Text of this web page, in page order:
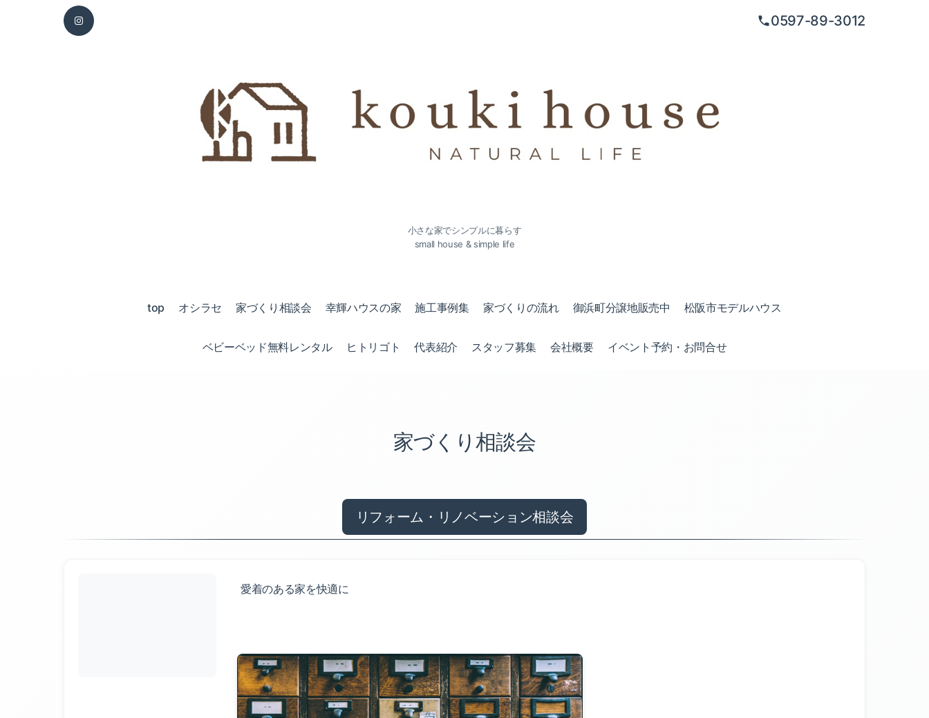
0597-89-3012
小さな家でシンプルに暮らす
small house & simple life
top オシラセ 家づくり相談会 幸輝ハウスの家 施工事例集 家づくりの流れ 御浜町分譲地販売中 松阪市モデルハウス
ベビーベッド無料レンタル ヒトリゴト 代表紹介 スタッフ募集 会社概要 イベント予約・お問合せ
家づくり相談会
リフォーム・リノベーション相談会
愛着のある家を快適に